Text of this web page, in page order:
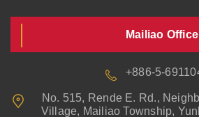
Mailiao Office
+886-5-
No. 515, Rende E. Rd.,
Village, Mailiao Township,